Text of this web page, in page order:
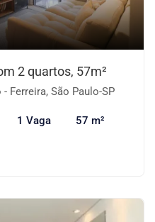
2 quartos, 57m²
Ferreira, São Paulo-SP
1 Vaga 57 m²